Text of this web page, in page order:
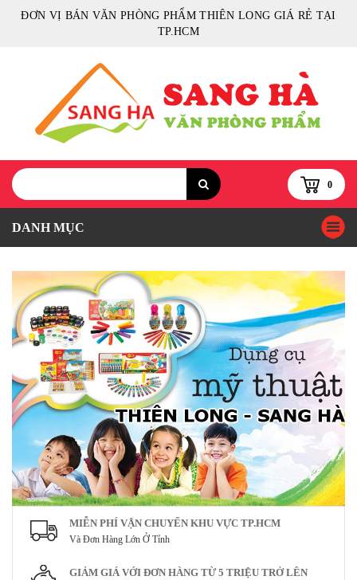
ĐƠN VỊ BÁN VĂN PHÒNG PHẨM THIÊN LONG GIÁ RẺ TẠI
TP.HCM
0
DANH MỤC
MIỄN PHÍ VẬN CHUYỂN KHU VỰC TP.HCM
Và Đơn Hàng Lớn Ở Tỉnh
GIẢM GIÁ VỚI ĐƠN HÀNG TỪ 5 TRIỆU TRỞ LÊN